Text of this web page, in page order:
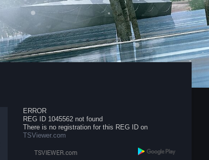
ERROR
REG ID 1045562 not found
There is no registration for this REG ID on
TSViewer.com